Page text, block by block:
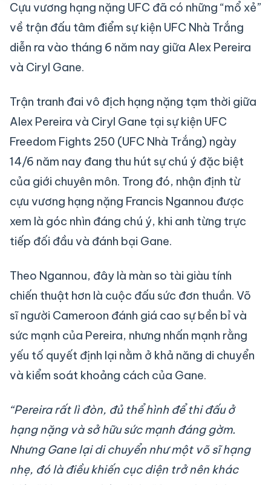
Cựu vương hạng nặng UFC đã có những “mổ xẻ”
về trận đấu tâm điểm sự kiện UFC Nhà Trắng
diễn ra vào tháng 6 năm nay giữa Alex Pereira
và Ciryl Gane.
Trận tranh đai vô địch hạng nặng tạm thời giữa
Alex Pereira và Ciryl Gane tại sự kiện UFC
Freedom Fights 250 (UFC Nhà Trắng) ngày
14/6 năm nay đang thu hút sự chú ý đặc biệt
của giới chuyên môn. Trong đó, nhận định từ
cựu vương hạng nặng Francis Ngannou được
xem là góc nhìn đáng chú ý, khi anh từng trực
tiếp đối đầu và đánh bại Gane.
Theo Ngannou, đây là màn so tài giàu tính
chiến thuật hơn là cuộc đấu sức đơn thuần. Võ
sĩ người Cameroon đánh giá cao sự bền bỉ và
sức mạnh của Pereira, nhưng nhấn mạnh rằng
yếu tố quyết định lại nằm ở khả năng di chuyển
và kiểm soát khoảng cách của Gane.
“Pereira rất lì đòn, đủ thể hình để thi đấu ở
hạng nặng và sở hữu sức mạnh đáng gờm.
Nhưng Gane lại di chuyển như một võ sĩ hạng
nhẹ, đó là điều khiến cục diện trở nên khác